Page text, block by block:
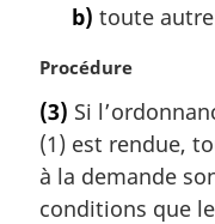
b) toute
N
t
e
m
a
Procédure
(3) Si
(1) est rendue,
à la demande
conditions que